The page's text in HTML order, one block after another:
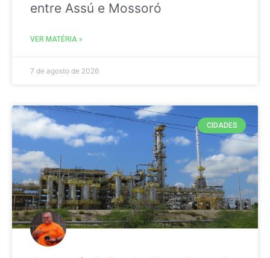
entre Assú e Mossoró
VER MATÉRIA »
7 de agosto de 2026
CIDADES